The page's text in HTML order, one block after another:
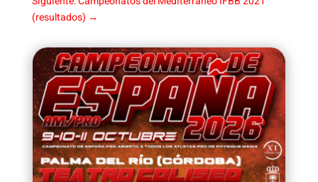
(resultados) →